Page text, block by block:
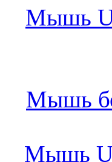
Мышь
Мышь
Мышь